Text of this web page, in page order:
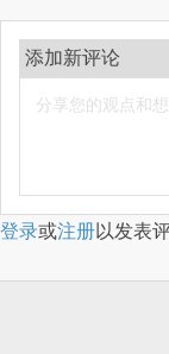
添加新评论
登录或注册以发表